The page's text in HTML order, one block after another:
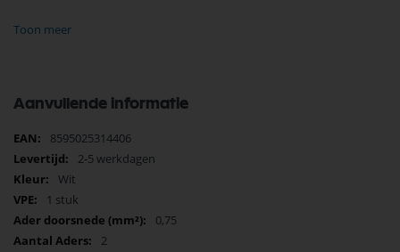
Mis dit veelzijdige
Toon meer
Aanvullende informatie
Meer
informatie
8595025314406
2-5 werkdagen
Wit
1 stuk
0,75
2